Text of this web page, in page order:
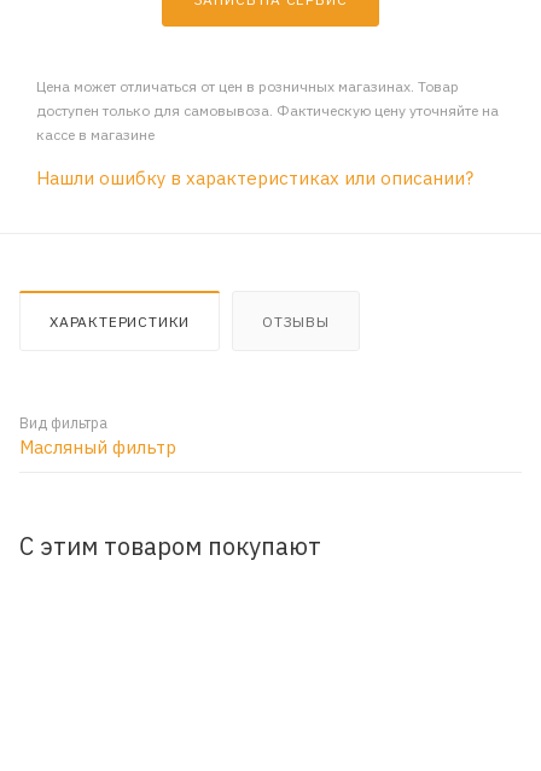
Цена может отличаться от цен в розничных магазинах. Товар
доступен только для самовывоза. Фактическую цену уточняйте на
кассе в магазине
Нашли ошибку в характеристиках или описании?
ХАРАКТЕРИСТИКИ ОТЗЫВЫ
Вид фильтра
Масляный фильтр
С этим товаром покупают